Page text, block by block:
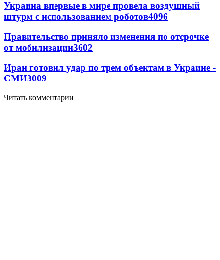
Украина впервые в мире провела воздушный
штурм с использованием роботов4096
Правительство приняло изменения по отсрочке
от мобилизации3602
Иран готовил удар по трем объектам в Украине -
СМИ3009
Читать комментарии